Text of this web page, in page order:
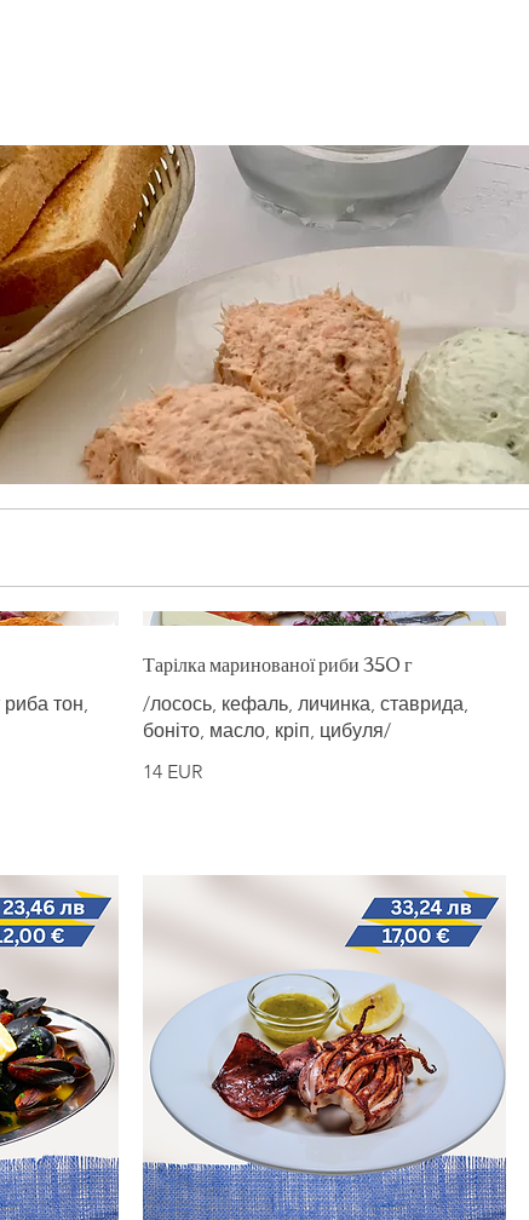
риба тон,
Тарілка маринованої риби 350 г
/лосось, кефаль, личинка, ставрида,
боніто, масло, кріп, цибуля/
14 EUR